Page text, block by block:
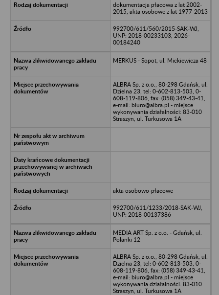
dokumentacja płacowa z lat 2002-
2015, akta osobowe z lat 1977-2013
992700/611/560/2015-SAK-WJ,
UNP: 2018-00233103, 2026-
00184240
MERKUS - Sopot, ul. Mickiewicza 48
ALBRA Sp. z o.o., 80-298 Gdańsk, ul.
Dzielna 23, tel: 0-602-813-503, 0-
608-119-806, fax: (058) 349-43-41,
e-mail: biuro@albra.pl - miejsce
wykonywania działalności: 83-010
Straszyn, ul. Turkusowa 1A
akta osobowo-płacowe
992700/611/1233/2018-SAK-WJ,
UNP: 2018-00137386
MEDIA ART Sp. z o.o. - Gdańsk, ul.
Polanki 12
ALBRA Sp. z o.o., 80-298 Gdańsk, ul.
Dzielna 23, tel: 0-602-813-503, 0-
608-119-806, fax: (058) 349-43-41,
e-mail: biuro@albra.pl - miejsce
wykonywania działalności: 83-010
Straszyn, ul. Turkusowa 1A